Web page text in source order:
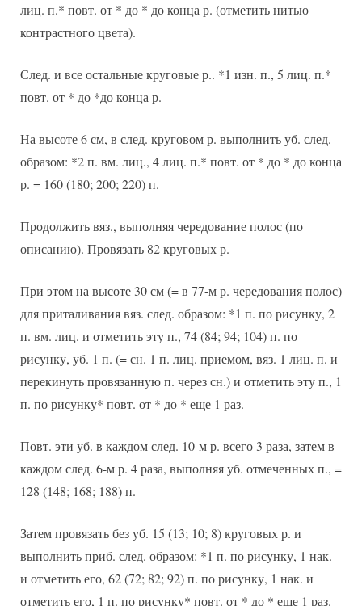
лиц. п.* повт. от * до * до конца р. (отметить нитью
контрастного цвета).
След. и все остальные круговые р.. *1 изн. п., 5 лиц. п.*
повт. от * до *до конца р.
На высоте 6 см, в след. круговом р. выполнить уб. след.
образом: *2 п. вм. лиц., 4 лиц. п.* повт. от * до * до конца
р. = 160 (180; 200; 220) п.
Продолжить вяз., выполняя чередование полос (по
описанию). Провязать 82 круговых р.
При этом на высоте 30 см (= в 77-м р. чередования полос)
для приталивания вяз. след. образом: *1 п. по рисунку, 2
п. вм. лиц. и отметить эту п., 74 (84; 94; 104) п. по
рисунку, уб. 1 п. (= сн. 1 п. лиц. приемом, вяз. 1 лиц. п. и
перекинуть провязанную п. через сн.) и отметить эту п., 1
п. по рисунку* повт. от * до * еще 1 раз.
Повт. эти уб. в каждом след. 10-м р. всего 3 раза, затем в
каждом след. 6-м р. 4 раза, выполняя уб. отмеченных п., =
128 (148; 168; 188) п.
Затем провязать без уб. 15 (13; 10; 8) круговых р. и
выполнить приб. след. образом: *1 п. по рисунку, 1 нак.
и отметить его, 62 (72; 82; 92) п. по рисунку, 1 нак. и
отметить его, 1 п. по рисунку* повт. от * до * еще 1 раз.